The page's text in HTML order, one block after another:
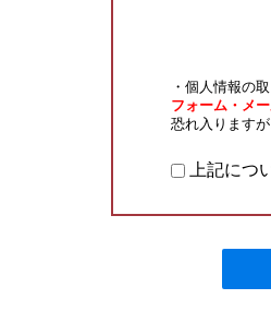
・個人情報の
フォーム・メ
恐れ入ります
上記につ